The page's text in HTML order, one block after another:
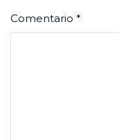
Comentario *